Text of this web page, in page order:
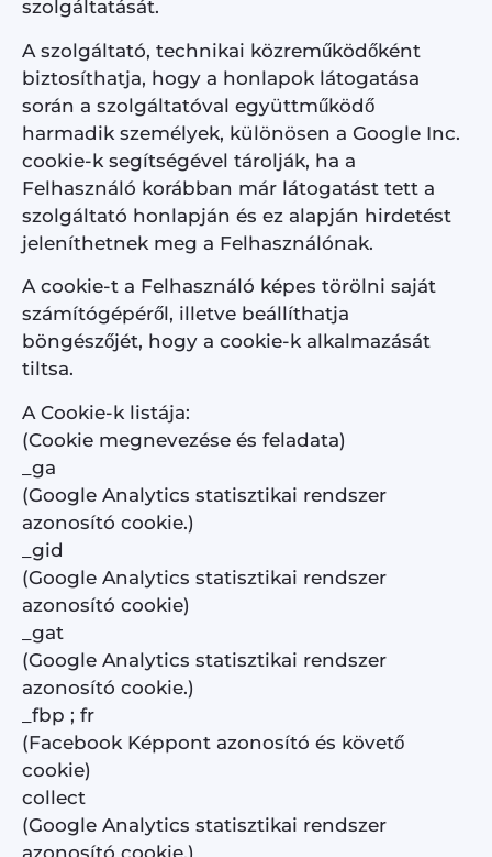
szolgáltatását.
A szolgáltató, technikai közreműködőként
biztosíthatja, hogy a honlapok látogatása
során a szolgáltatóval együttműködő
harmadik személyek, különösen a Google Inc.
cookie-k segítségével tárolják, ha a
Felhasználó korábban már látogatást tett a
szolgáltató honlapján és ez alapján hirdetést
jeleníthetnek meg a Felhasználónak.
A cookie-t a Felhasználó képes törölni saját
számítógépéről, illetve beállíthatja
böngészőjét, hogy a cookie-k alkalmazását
tiltsa.
A Cookie-k listája:
(Cookie megnevezése és feladata)
_ga
(Google Analytics statisztikai rendszer
azonosító cookie.)
_gid
(Google Analytics statisztikai rendszer
azonosító cookie)
_gat
(Google Analytics statisztikai rendszer
azonosító cookie.)
_fbp ; fr
(Facebook Képpont azonosító és követő
cookie)
collect
(Google Analytics statisztikai rendszer
azonosító cookie.)